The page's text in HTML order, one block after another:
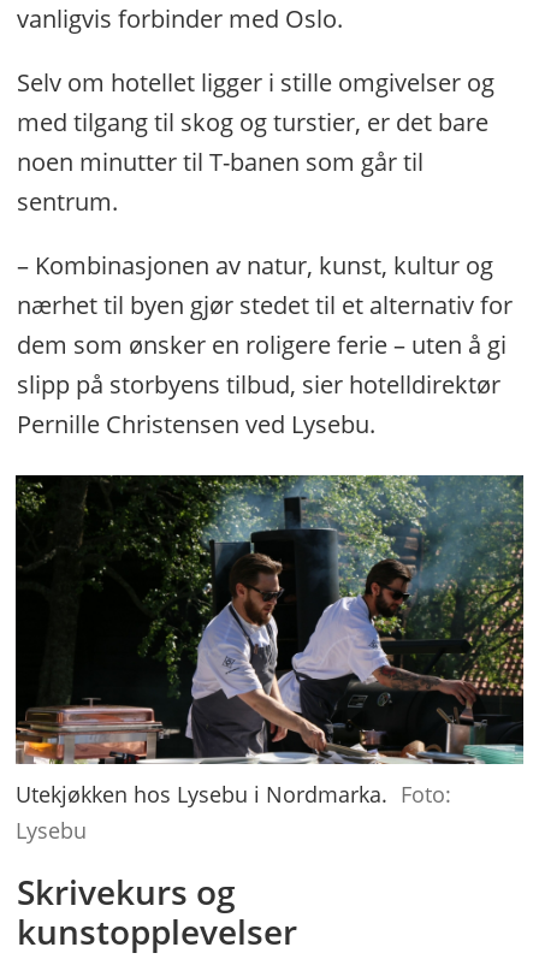
vanligvis forbinder med Oslo.
Selv om hotellet ligger i stille omgivelser og
med tilgang til skog og turstier, er det bare
noen minutter til T-banen som går til
sentrum.
– Kombinasjonen av natur, kunst, kultur og
nærhet til byen gjør stedet til et alternativ for
dem som ønsker en roligere ferie – uten å gi
slipp på storbyens tilbud, sier hotelldirektør
Pernille Christensen ved Lysebu.
Utekjøkken hos Lysebu i Nordmarka. Foto:
Lysebu
Skrivekurs og
kunstopplevelser